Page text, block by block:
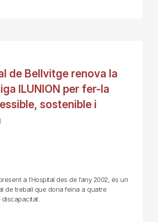
de Bellvitge renova la
ILUNION per fer-la
sostenible i
a l’Hospital des de l’any 2002, és un
de treball que dona feina a quatre